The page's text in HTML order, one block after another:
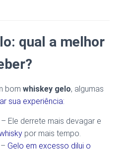
qual a melhor
bom whiskey gelo, algumas
sua experiência:
– Ele derrete mais devagar e
por mais tempo.
– Gelo em excesso dilui o